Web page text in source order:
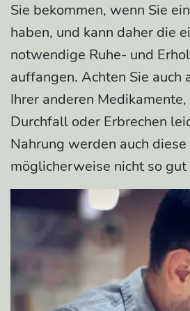
Sie bekommen, wenn Sie
haben, und kann daher die
notwendige Ruhe- und
auffangen. Achten Sie auch
Ihrer anderen
Durchfall oder Erbrechen
Nahrung werden auch
möglicherweise nicht so